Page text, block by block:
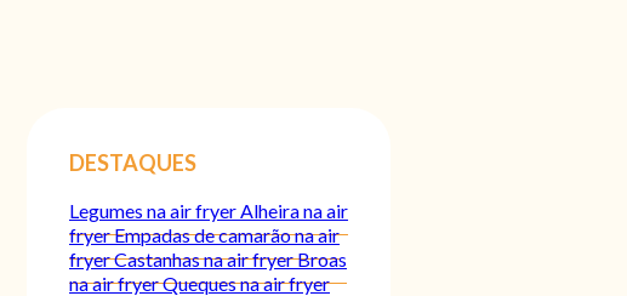
DESTAQUES
Legumes na air fryerAlheira na air
fryerEmpadas de camarão na air
fryerCastanhas na air fryerBroas
na air fryerQueques na air fryer